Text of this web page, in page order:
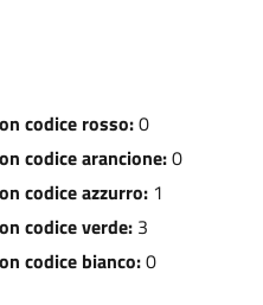
codice rosso:0
codice arancione:0
codice azzurro: 1
codice verde: 3
codice bianco:0